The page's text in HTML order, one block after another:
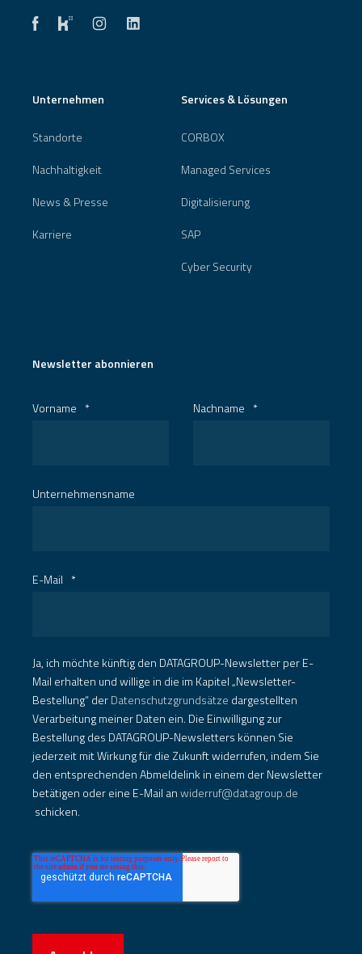
Unternehmen
Standorte
Nachhaltigkeit
News & Presse
Karriere
Services & Lösungen
CORBOX
Managed Services
Digitalisierung
SAP
Cyber Security
Newsletter abonnieren
Vorname * Nachname *
Unternehmensname
E-Mail *
Ja, ich möchte künftig den DATAGROUP-Newsletter per E-
Mail erhalten und willige in die im Kapitel „Newsletter-
Bestellung“ derDatenschutzgrundsätze dargestellten
Verarbeitung meiner Daten ein. Die Einwilligung zur
Bestellung des DATAGROUP-Newsletters können Sie
jederzeit mit Wirkung für die Zukunft widerrufen, indem Sie
den entsprechenden Abmeldelink in einem der Newsletter
betätigen oder eine E-Mail anwiderruf@datagroup.de
schicken.